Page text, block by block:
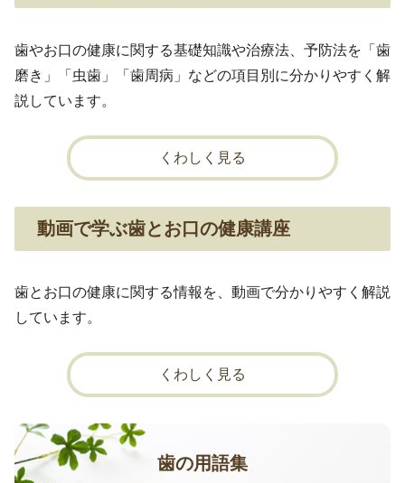
歯やお口の健康に関する基礎知識や治療法、予防法を「歯
磨き」「虫歯」「歯周病」などの項目別に分かりやすく解
説しています。
くわしく見る
動画で学ぶ歯とお口の健康講座
歯とお口の健康に関する情報を、動画で分かりやすく解説
しています。
くわしく見る
歯の用語集